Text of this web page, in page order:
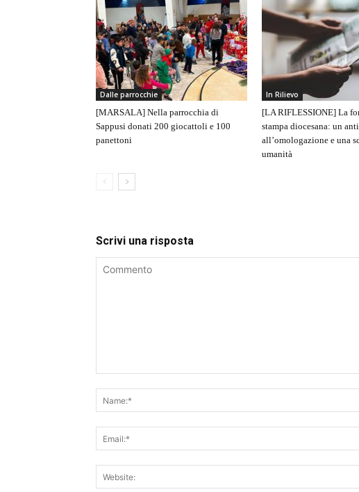
Dalle parrocchie
[MARSALA] Nella parrocchia di
Sappusi donati 200 giocattoli e 100
panettoni
In Rilievo
[LA RIFLESSIONE] La
stampa diocesana: un
all’omologazione e una
umanità
Scrivi una risposta